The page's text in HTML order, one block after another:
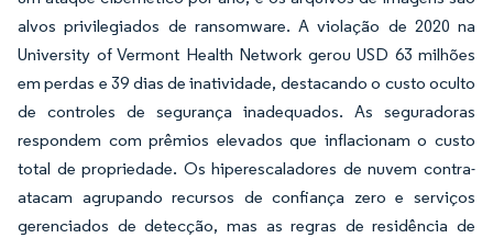
alvos privilegiados de ransomware. A violação de 2020 na
University of Vermont Health Network gerou USD 63 milhões
em perdas e 39 dias de inatividade, destacando o custo oculto
de controles de segurança inadequados. As seguradoras
respondem com prêmios elevados que inflacionam o custo
total de propriedade. Os hiperescaladores de nuvem contra-
atacam agrupando recursos de confiança zero e serviços
gerenciados de detecção, mas as regras de residência de